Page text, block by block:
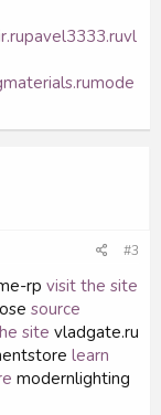
pavel3333.ruvl
mode
#3
rp visit the site
source
site vladgate.ru
learn
modernlighting